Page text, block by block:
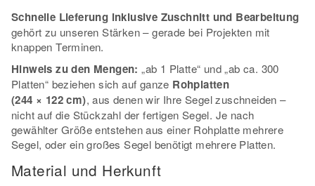
Schnelle Lieferung inklusive Zuschnitt und Bearbeitung
gehört zu unseren Stärken – gerade bei Projekten mit
knappen Terminen.
Hinweis zu den Mengen: „ab 1 Platte“ und „ab ca. 300
Platten“ beziehen sich auf ganze Rohplatten
(244 × 122 cm), aus denen wir Ihre Segel zuschneiden –
nicht auf die Stückzahl der fertigen Segel. Je nach
gewählter Größe entstehen aus einer Rohplatte mehrere
Segel, oder ein großes Segel benötigt mehrere Platten.
Material und Herkunft